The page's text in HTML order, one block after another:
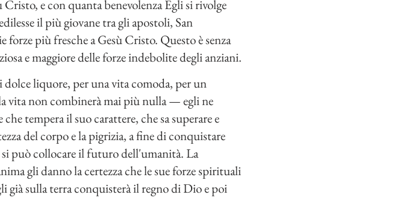
e con quanta benevolenza Egli si rivolge
il più giovane tra gli apostoli, San
più fresche a Gesù Cristo. Questo è senza
e maggiore delle forze indebolite degli anziani.
liquore, per una vita comoda, per un
vita non combinerà mai più nulla — egli ne
tempera il suo carattere, che sa superare e
del corpo e la pigrizia, a fine di conquistare
può collocare il futuro dell'umanità. La
gli danno la certezza che le sue forze spirituali
già sulla terra conquisterà il regno di Dio e poi